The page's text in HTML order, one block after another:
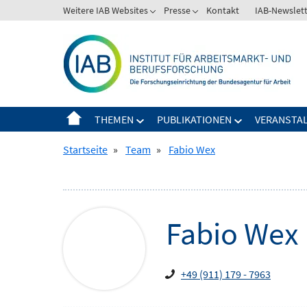
zum
Weitere IAB Websites
Zeige
Weitere
IAB
Websites
Presse
Zeige
Presse
Kontakt IAB-
THEMEN
Zeige
für
PUBLIKATIONEN
Zeige
Startseite » Team » Fabio Wex
Fabio Wex
+49 (911) 179 - 7963